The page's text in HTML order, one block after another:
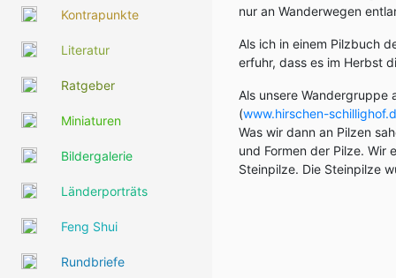
Kontrapunkte
Literatur
Ratgeber
Miniaturen
Bildergalerie
Länderporträts
Feng Shui
Rundbriefe
nur an Wanderwegen
Als ich in einem Pilzbuch
erfuhr, dass es im Herbst
Als unsere Wandergruppe
(www.hirschen-
Was wir dann an Pilzen
und Formen der Pilze. Wir
Steinpilze. Die Steinpilze